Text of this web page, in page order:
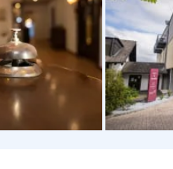
vom